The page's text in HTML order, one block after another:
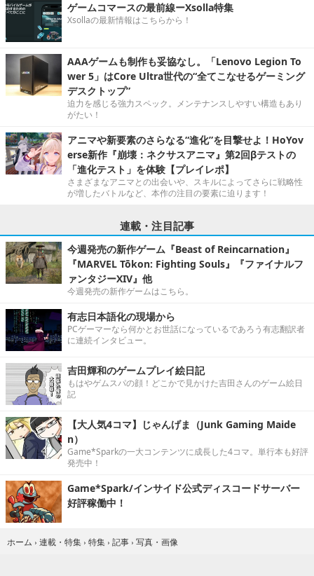
ゲームコマースの最前線ーXsolla特集
Xsollaの最新情報はこちらから！
AAAゲームも制作も妥協なし。「Lenovo Legion To
wer 5」はCore Ultra世代の“全てこなせるゲーミング
デスクトップ”
迫力を感じる強力スペック。メンテナンスしやすい構造もあり
がたい！
アニマや新要素のさらなる“進化”を目撃せよ！HoYov
erse新作『崩壊：ネクサスアニマ』第2回βテストの
「進化テスト」を体験【プレイレポ】
さまざまなアニマとの出会いや、スキルによってさらに戦略性
が増したバトルなど、本作の注目の要素に迫ります！
連載・注目記事
今週発売の新作ゲーム『Beast of Reincarnation』
『MARVEL Tōkon: Fighting Souls』『ファイナルフ
ァンタジーXIV』他
今週発売の新作ゲームはこちら。
有志日本語化の現場から
PCゲーマーなら何かとお世話になっているであろう有志翻訳者
に連続インタビュー。
吉田輝和のゲームプレイ絵日記
もはやゲムスパの顔！どこかで見かけた吉田さんのゲーム絵日
記
【大人気4コマ】じゃんげま（Junk Gaming Maide
n）
Game*Sparkの一大コンテンツに成長した4コマ。単行本も好評
発売中！
Game*Spark/インサイド公式ディスコードサーバー
好評稼働中！
ホーム › 連載・特集 › 特集 › 記事 › 写真・画像